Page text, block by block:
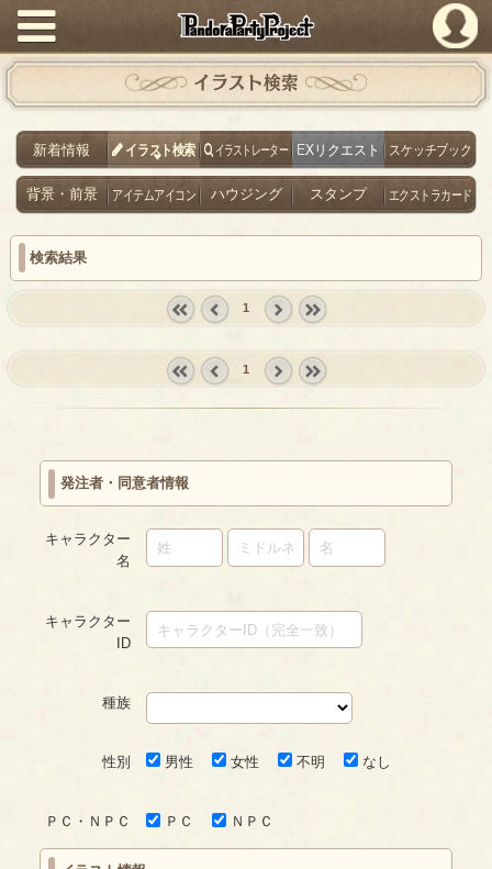
PandoraPartyProject
イラスト検索
新着情報 イラスト検索 イラストレーター EXリクエスト スケッチブック
背景・前景 アイテムアイコン ハウジング スタンプ エクストラカード
検索結果
prev
1
1
発注者・同意者情報
キャラクター
名
キャラクター
ID
種族
性別 男性 女性 不明 なし
ＰＣ・ＮＰＣ ＰＣ ＮＰＣ